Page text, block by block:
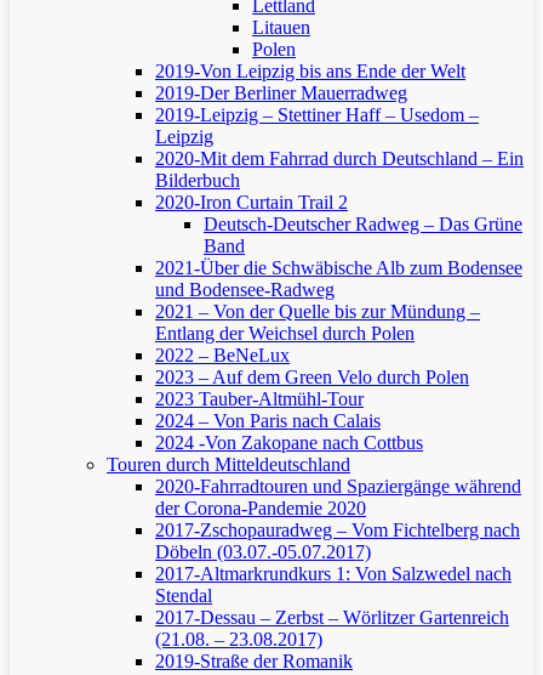
Lettland
Litauen
Polen
2019-Von Leipzig bis ans Ende der Welt
2019-Der Berliner Mauerradweg
2019-Leipzig – Stettiner Haff – Usedom –
Leipzig
2020-Mit dem Fahrrad durch Deutschland – Ein
Bilderbuch
2020-Iron Curtain Trail 2
Deutsch-Deutscher Radweg – Das Grüne
Band
2021-Über die Schwäbische Alb zum Bodensee
und Bodensee-Radweg
2021 – Von der Quelle bis zur Mündung –
Entlang der Weichsel durch Polen
2022 – BeNeLux
2023 – Auf dem Green Velo durch Polen
2023 Tauber-Altmühl-Tour
2024 – Von Paris nach Calais
2024 -Von Zakopane nach Cottbus
Touren durch Mitteldeutschland
2020-Fahrradtouren und Spaziergänge während
der Corona-Pandemie 2020
2017-Zschopauradweg – Vom Fichtelberg nach
Döbeln (03.07.-05.07.2017)
2017-Altmarkrundkurs 1: Von Salzwedel nach
Stendal
2017-Dessau – Zerbst – Wörlitzer Gartenreich
(21.08. – 23.08.2017)
2019-Straße der Romanik